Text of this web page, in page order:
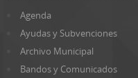
Agenda
Ayudas y Subvenciones
Archivo Municipal
Bandos y Comunicados